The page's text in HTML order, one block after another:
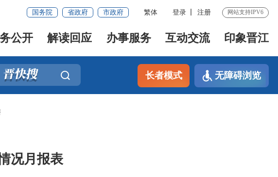
国务院 省政府 市政府 繁体 登录 注册 网站支持IPV6
公开 解读回应 办事服务 互动交流 印象晋江
长者模式 无障碍浏览
况月报表